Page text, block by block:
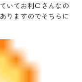
いてお利口さんなの
りますのでそちらに